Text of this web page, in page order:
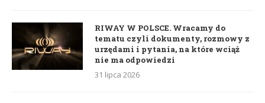
RIWAY W POLSCE. Wracamy do
tematu czyli dokumenty, rozmowy z
urzędami i pytania, na które wciąż
nie ma odpowiedzi
31 lipca 2026